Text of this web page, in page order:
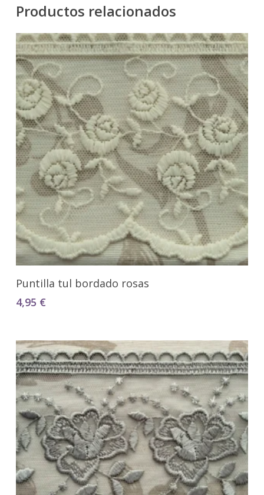
Productos relacionados
Seleccionar Opciones
Puntilla tul bordado rosas
4,95 €